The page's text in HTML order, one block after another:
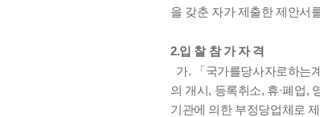
을 갖춘 자가 제출한 제안서
2.입 찰 참 가 자 격
가. 「국가를당사자로하는
의 개시, 등록취소, 휴·폐업,
기관에 의한 부정당업체로